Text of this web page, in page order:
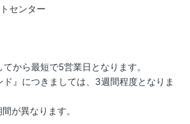
センター
から最短で5営業日となります。
ド』につきましては、3週間程度となりま
が異なります。